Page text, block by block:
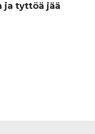
ja tyttöä jää